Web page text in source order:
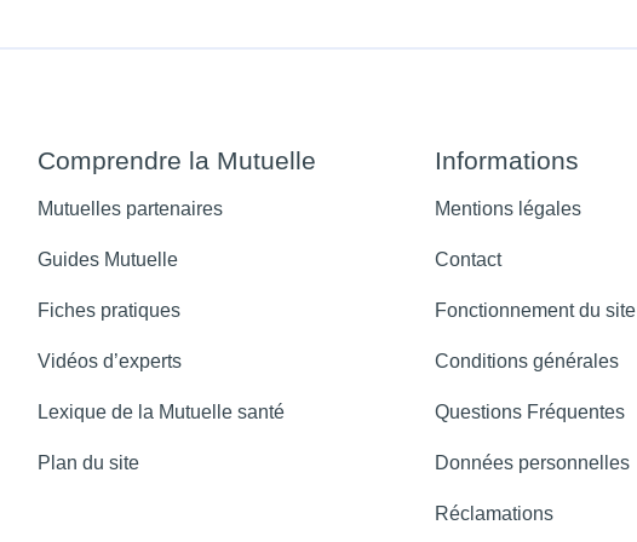
Comprendre la Mutuelle
Mutuelles partenaires
Guides Mutuelle
Fiches pratiques
Vidéos d’experts
Lexique de la Mutuelle santé
Plan du site
Informations
Mentions légales
Contact
Fonctionnement du site
Conditions générales
Questions Fréquentes
Données personnelles
Réclamations